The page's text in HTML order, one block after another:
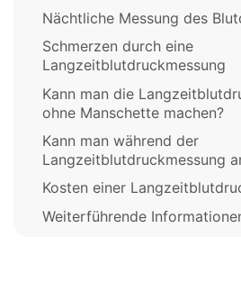
Nächtliche Messung des
Schmerzen durch eine
Langzeitblutdruckmessung
Kann man die
ohne Manschette machen?
Kann man während der
Langzeitblutdruckmessung
Kosten einer
Weiterführende